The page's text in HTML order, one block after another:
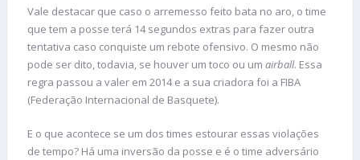
Vale destacar que caso o arremesso feito bata no aro, o time
que tem a posse terá 14 segundos extras para fazer outra
tentativa caso conquiste um rebote ofensivo. O mesmo não
pode ser dito, todavia, se houver um toco ou um airball. Essa
regra passou a valer em 2014 e a sua criadora foi a FIBA
(Federação Internacional de Basquete).
E o que acontece se um dos times estourar essas violações
de tempo? Há uma inversão da posse e é o time adversário